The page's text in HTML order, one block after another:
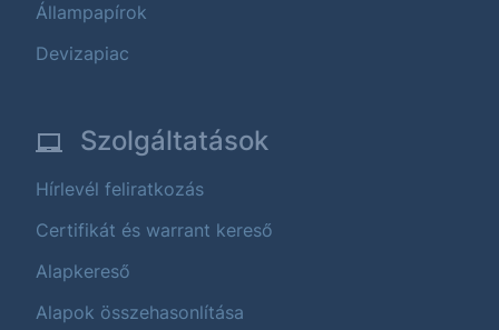
Állampapírok
Devizapiac
Szolgáltatások
Hírlevél feliratkozás
Certifikát és warrant kereső
Alapkereső
Alapok összehasonlítása